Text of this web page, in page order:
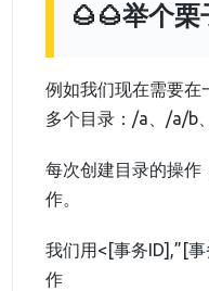
🌰🌰举个栗
例如我们现在需要在
多个目录：/a、/a/b
每次创建目录的操作
作。
我们用<[事务ID],”[
作